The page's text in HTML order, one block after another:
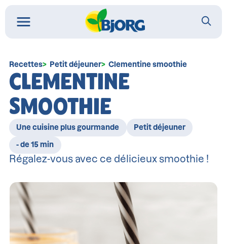
Recettes Petit déjeuner Clementine smoothie
CLEMENTINE
SMOOTHIE
Une cuisine plus gourmande Petit déjeuner
- de 15 min
Régalez-vous avec ce délicieux smoothie !